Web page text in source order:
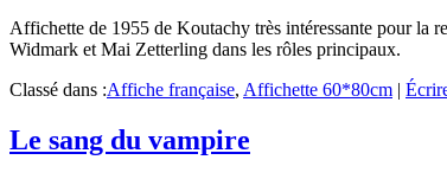
Affichette de 1955 de Koutachy très intéressante pour la
Widmark et Mai Zetterling dans les rôles principaux.
Classé dans :Affiche française, Affichette 60*80cm |
Le sang du vampire